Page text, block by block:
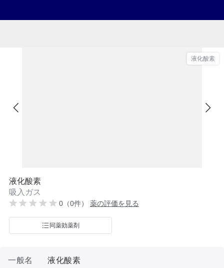
液化酸素
液化酸素
吸入ガス
0（0件） 薬の評価を見る
同薬効薬剤
一般名
液化酸素